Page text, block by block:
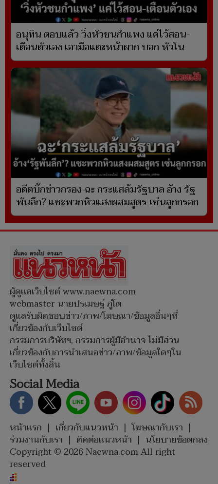
อนุทิน ตอบแล้ว วิ่งหัวชนกำแพง แค่ไว้สอน-
เตือนตัวเอง เอามือแตะหน้าผาก บอก หัวโน
อดีตบิ๊กข่าวกรอง ฉะ กระแสล้มรัฐบาล อ้าง รัฐ
พันลึก? แซะพวกหิวแสงผสมสูตร เซ่นลูกกรอก
ผู้ดูแลเว็บไซต์ www.naewna.com
webmaster นายปรเมษฐ์ ภู่โต
ดูแลรับผิดชอบข่าว/ภาพ/โฆษณา/ข้อมูลอื่นๆที่
เกี่ยวข้องกับเว็บไซต์
กรรมการบริษัทฯ, กรรมการผู้มีอำนาจ ไม่มีส่วน
เกี่ยวข้องกับการนำเสนอข่าว/ภาพ/ข้อมูลใดๆใน
เว็บไซต์ทั้งสิ้น
Social Media
หน้าแรก | เกี่ยวกับแนวหน้า | โฆษณากับเรา |
ร่วมงานกับเรา | ติดต่อแนวหน้า | นโยบายข้อตกลง
Copyright © 2026 Naewna.com All right
reserved